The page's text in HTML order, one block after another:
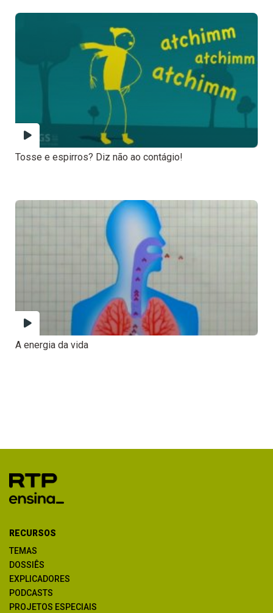
Tosse e espirros? Diz não ao contágio!
A energia da vida
RECURSOS
TEMAS
DOSSIÊS
EXPLICADORES
PODCASTS
PROJETOS ESPECIAIS